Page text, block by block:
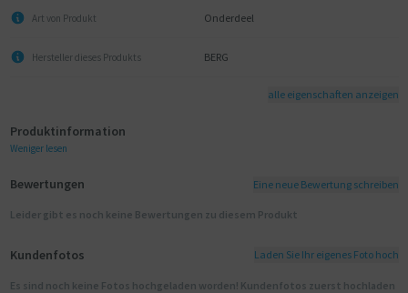
Art von Produkt Onderdeel
Hersteller dieses Produkts BERG
alle eigenschaften anzeigen
Produktinformation
Weniger lesen
Bewertungen Eine neue Bewertung schreiben
Leider gibt es noch keine Bewertungen zu diesem Produkt
Kundenfotos Laden Sie Ihr eigenes Foto hoch
Es sind noch keine Fotos hochgeladen worden! Kundenfotos zuerst hochladen